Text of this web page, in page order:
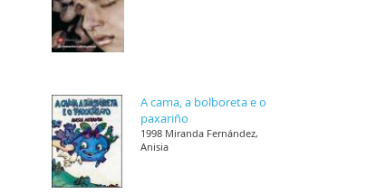
A cama, a bolboreta e o
paxariño
1998 Miranda Fernández,
Anisia